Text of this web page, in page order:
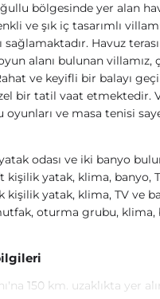
bölgesinde yer alan
ve şık iç tasarımlı
sağlamaktadır. Havuz
alanı bulunan
ve keyifli bir balayı
bir tatil vaat etmektedir.
oyunları ve masa tenisi
odası ve iki banyo
kişilik yatak, klima, banyo,
kişilik yatak, klima, TV ve
oturma grubu, klima,
150 km. uzaklıkta yer